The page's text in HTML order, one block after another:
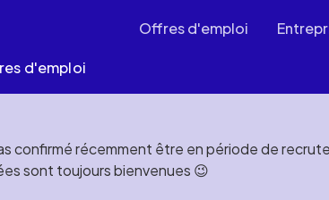
Offres d'emploi
d'emploi
confirmé récemment être en période de
sont toujours bienvenues 😉